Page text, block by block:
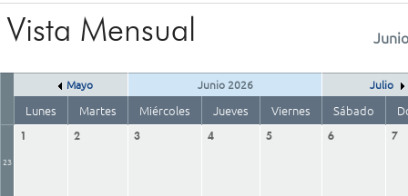
Vista Mensual
Mayo Junio 2026 Julio
Lunes Martes Miércoles Jueves Viernes Sábado
23
1 2 3 4 5 6 7